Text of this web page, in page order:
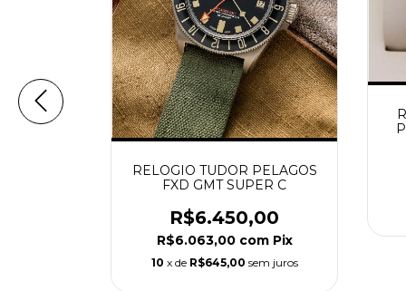
RELOGIO TUDOR PELAGOS
FXD GMT SUPER C
R$6.450,00
R$6.063,00 com Pix
10 x de R$645,00 sem juros